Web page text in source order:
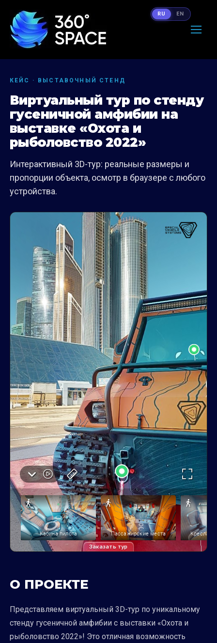
КЕЙС · ВЫСТАВОЧНЫЙ СТЕНД
Виртуальный тур по стенду
гусеничной амфибии на
выставке «Охота и
рыболовство 2022»
Интерактивный 3D-тур: реальные размеры и
пропорции объекта, осмотр в браузере с любого
устройства.
Заказать тур
О ПРОЕКТЕ
Представляем виртуальный 3D-тур по уникальному
стенду гусеничной амфибии с выставки «Охота и
рыболовство 2022»! Это отличная возможность
RU EN